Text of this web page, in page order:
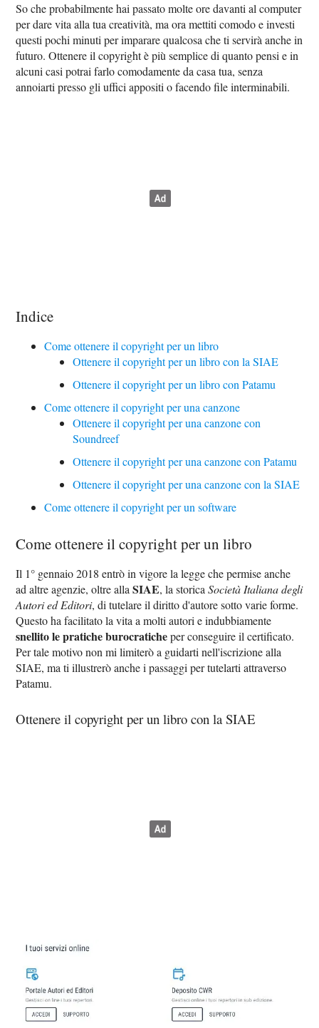
So che probabilmente hai passato molte ore davanti al computer
per dare vita alla tua creatività, ma ora mettiti comodo e investi
questi pochi minuti per imparare qualcosa che ti servirà anche in
futuro. Ottenere il copyright è più semplice di quanto pensi e in
alcuni casi potrai farlo comodamente da casa tua, senza
annoiarti presso gli uffici appositi o facendo file interminabili.
Indice
Come ottenere il copyright per un libro
Ottenere il copyright per un libro con la SIAE
Ottenere il copyright per un libro con Patamu
Come ottenere il copyright per una canzone
Ottenere il copyright per una canzone con
Soundreef
Ottenere il copyright per una canzone con Patamu
Ottenere il copyright per una canzone con la SIAE
Come ottenere il copyright per un software
Come ottenere il copyright per un libro
Il 1° gennaio 2018 entrò in vigore la legge che permise anche
ad altre agenzie, oltre allaSIAE, la storicaSocietà Italiana degli
Autori ed Editori, di tutelare il diritto d'autore sotto varie forme.
Questo ha facilitato la vita a molti autori e indubbiamente
snellito le pratiche burocraticheper conseguire il certificato.
Per tale motivo non mi limiterò a guidarti nell'iscrizione alla
SIAE, ma ti illustrerò anche i passaggi per tutelarti attraverso
Patamu.
Ottenere il copyright per un libro con la SIAE